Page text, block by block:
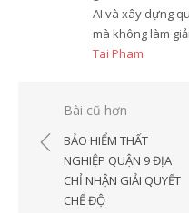
AI và xây dựng
mà không làm
Tai Pham
Điều
hướng
viết
Bài cũ hơn
BẢO HIỂM THẤT
NGHIỆP QUẬN 9 ĐỊA
CHỈ NHẬN GIẢI QUYẾT
CHẾ ĐỘ